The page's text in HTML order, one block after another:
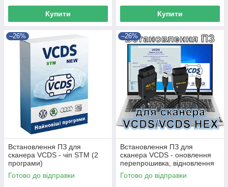
Купити Купити
–26%
Встановлення ПЗ для
сканера VCDS - чіп STM (2
програми)
Готово до відправки
–26%
Встановлення ПЗ для
сканера VCDS - оновлення
перепрошивка, відновлення
сканера вцдс вася діагност
на чіпі Atmega 162
Готово до відправки